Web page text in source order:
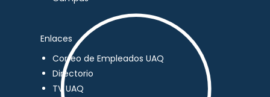
Enlaces
Correo de Empleados UAQ
Directorio
TV UAQ